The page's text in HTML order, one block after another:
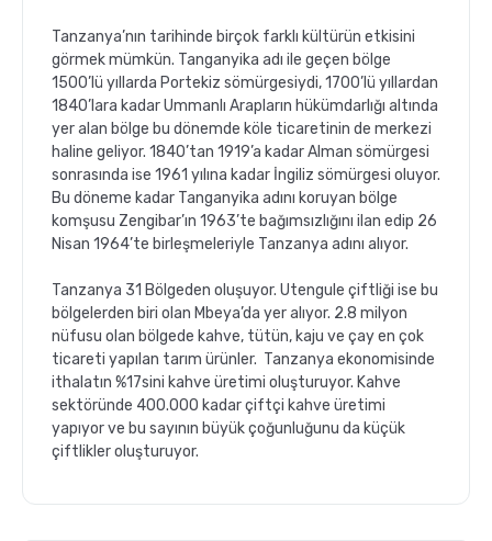
Tanzanya’nın tarihinde birçok farklı kültürün etkisini
görmek mümkün. Tanganyika adı ile geçen bölge
1500’lü yıllarda Portekiz sömürgesiydi, 1700’lü yıllardan
1840’lara kadar Ummanlı Arapların hükümdarlığı altında
yer alan bölge bu dönemde köle ticaretinin de merkezi
haline geliyor. 1840’tan 1919’a kadar Alman sömürgesi
sonrasında ise 1961 yılına kadar İngiliz sömürgesi oluyor.
Bu döneme kadar Tanganyika adını koruyan bölge
komşusu Zengibar’ın 1963’te bağımsızlığını ilan edip 26
Nisan 1964’te birleşmeleriyle Tanzanya adını alıyor.
Tanzanya 31 Bölgeden oluşuyor. Utengule çiftliği ise bu
bölgelerden biri olan Mbeya’da yer alıyor. 2.8 milyon
nüfusu olan bölgede kahve, tütün, kaju ve çay en çok
ticareti yapılan tarım ürünler. Tanzanya ekonomisinde
ithalatın %17sini kahve üretimi oluşturuyor. Kahve
sektöründe 400.000 kadar çiftçi kahve üretimi
yapıyor ve bu sayının büyük çoğunluğunu da küçük
çiftlikler oluşturuyor.